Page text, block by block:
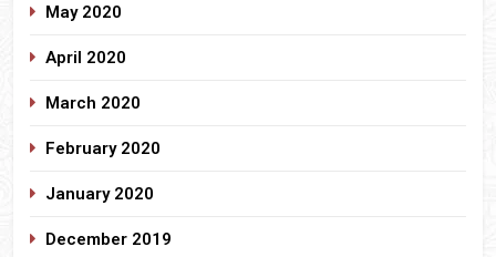
May 2020
April 2020
March 2020
February 2020
January 2020
December 2019